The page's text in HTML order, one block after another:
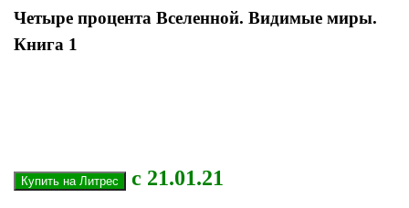
Четыре процента Вселенной. Видимые миры.
Книга 1
с 21.01.21